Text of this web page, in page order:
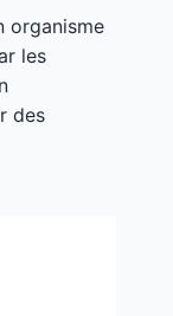
organisme
les
des